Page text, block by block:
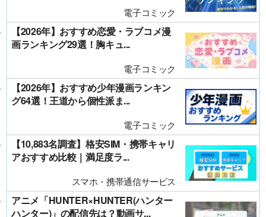
電子コミック
【2026年】おすすめ恋愛・ラブコメ漫
画ランキング29選！胸キュ...
電子コミック
【2026年】おすすめ少年漫画ランキン
グ64選！王道から個性派ま...
電子コミック
【10,883名調査】格安SIM・携帯キャリ
アおすすめ比較｜満足度ラ...
スマホ・携帯通信サービス
アニメ「HUNTER×HUNTER(ハンター
ハンター)」の配信先は？動画サ...